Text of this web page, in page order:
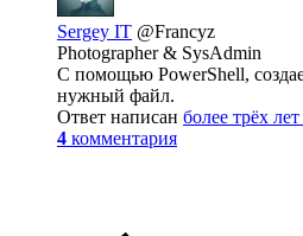
Sergey IT @Francyz
Photographer & SysAdmin
С помощью PowerShell,
нужный файл.
Ответ написан более трёх
4 комментария